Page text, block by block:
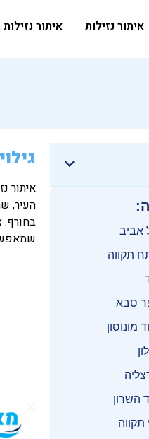
איתור נזילות איתור
אביב
תקווה
סבא
מונוסון
השרון
תקווה
איתור
העיר,
בחורף.